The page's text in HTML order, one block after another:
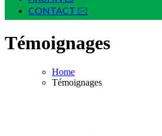
CONTACT 🖂
Témoignages
Home
Témoignages